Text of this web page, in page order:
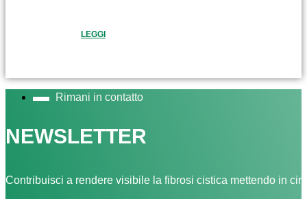
LEGGI
Rimani in contatto
NEWSLETTER
Contribuisci a rendere visibile la fibrosi cistica mettendo in